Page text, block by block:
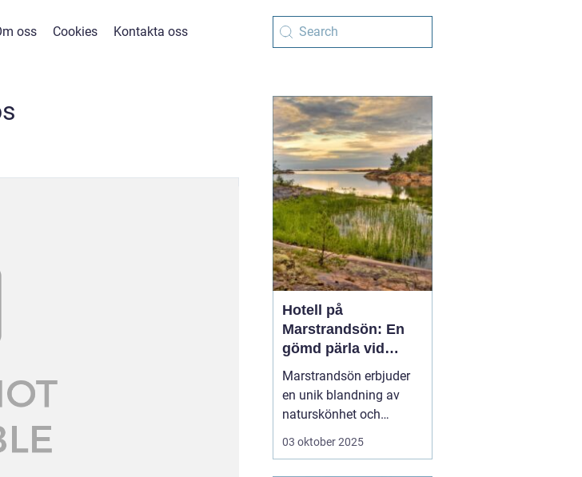
oss Cookies Kontakta oss
Hotell på
Marstrandsön: En
gömd pärla vid
västkusten
Marstrandsön erbjuder
en unik blandning av
naturskönhet och
historisk charm, och är
03 oktober 2025